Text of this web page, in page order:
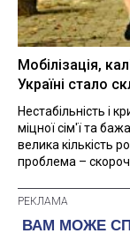
Мобілізація,
Україні стало
Нестабільність і
міцної сім'ї та
велика кількість
проблема –